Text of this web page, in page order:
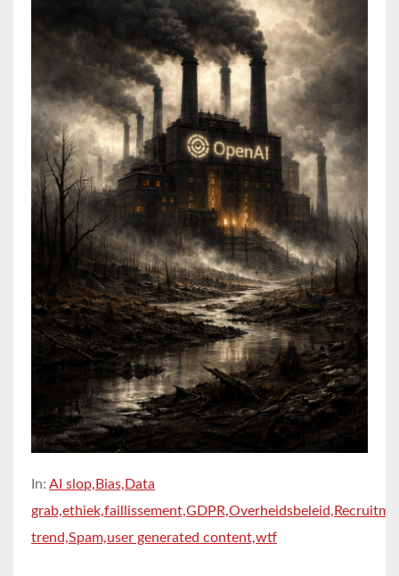
In: AI slop, Bias, Data
grab,ethiek,faillissement,GDPR,Overheidsbeleid,
trend,Spam,user generated content,wtf